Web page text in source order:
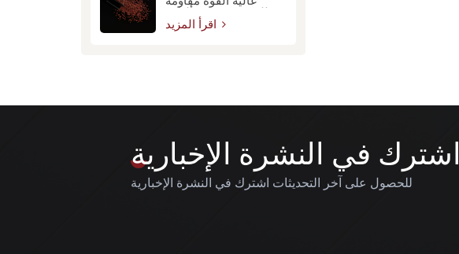
للحريق معززة بألياف
زجاجية
اشترك في النشرة الإخبارية
للحصول على آخر التحديثات اشترك في النشرة الإخبارية